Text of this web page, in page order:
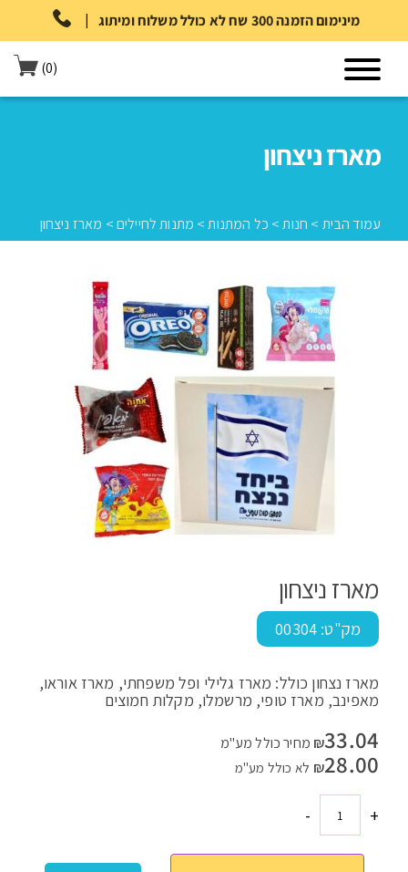
| מינימום הזמנה 300 שח לא כולל משלוח ומיתוג
(0)
מארז ניצחון
עמוד הבית > חנות> כל המתנות> מתנות לחיילים> מארז ניצחון
>חנות>כל המתנות> מארז ניצחון
מארז ניצחון
מק"ט: 00304
מארז נצחון כולל: מארז גלילי ופל משפחתי, מארז אוראו,
מאפינב, מארז טופי, מרשמלו, מקלות חמוצים
₪33.04
מחיר כולל מע"מ
₪28.00 לא כולל מע"מ
+כמות
-